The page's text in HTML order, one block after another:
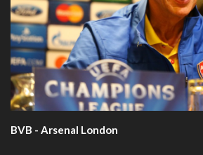
BVB - Arsenal London